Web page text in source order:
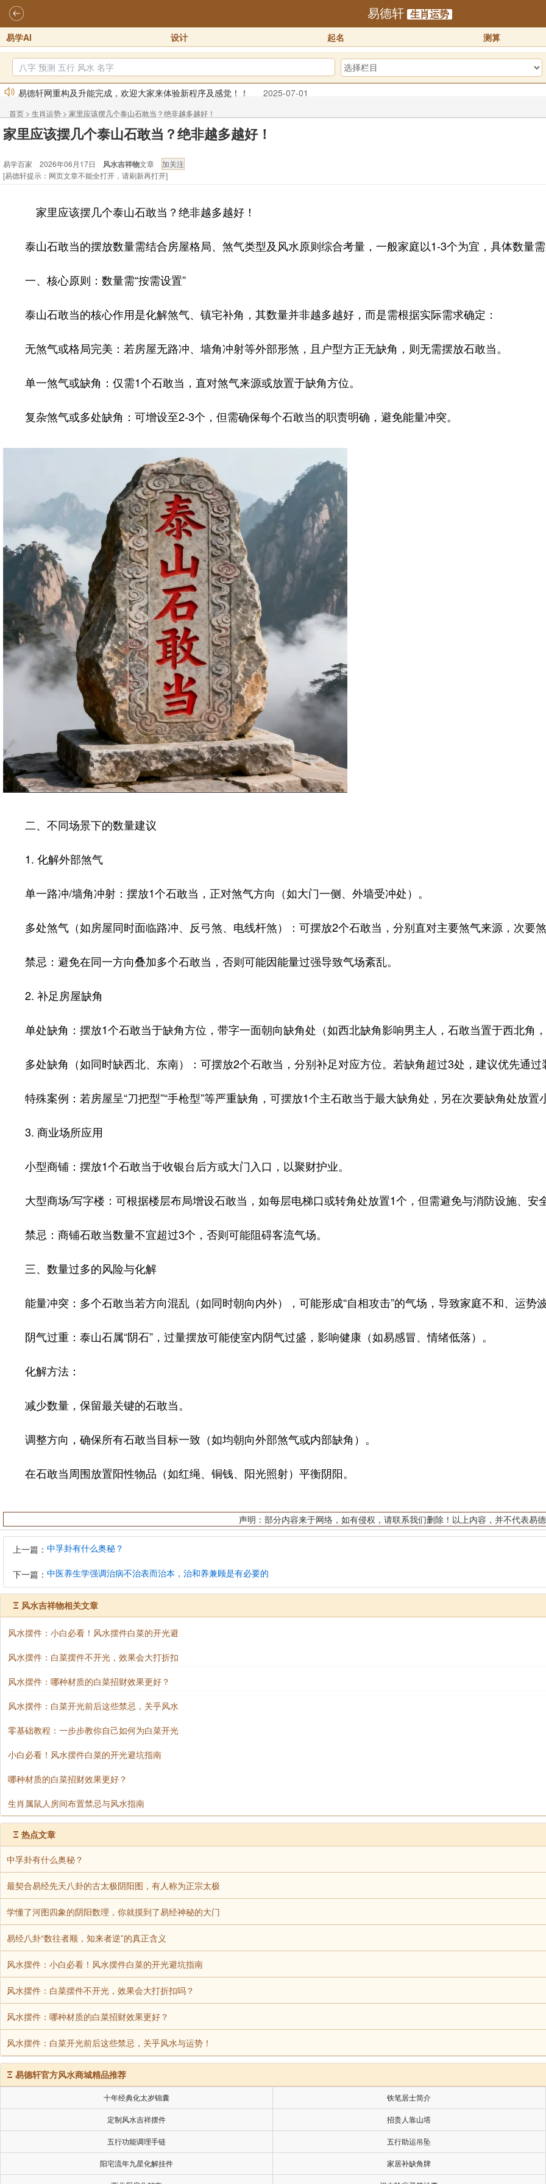
易德轩 生肖运势
易学AI 设计 起名 测算
易德轩网重构及升能完成，欢迎大家来体验新程序及感觉！！
2025-07-01
2026年化太岁锦囊属马、鼠、牛、龙、兔、狗、鸡生肖化太岁开始预订！！
2026丙午年铁笔居士精批年运说明
2025-10-12
易德轩通告：本网站易德轩商标及LOGO注册声明
易德轩易学ai，ai批八字紫微命理相学，ai智能体客服系统开通，欢迎体验！！
首页 > 生肖运势 > 家里应该摆几个泰山石敢当？绝非越多越好！
家里应该摆几个泰山石敢当？绝非越多越好！
易学百家 2026年06月17日 风水吉祥物文章
[易德轩提示：网页文章不能全打开，请刷新再打开]
家里应该摆几个泰山石敢当？绝非越多越好！
泰山石敢当的摆放数量需结合房屋格局、煞气类型及风水原则综合考量，一般家庭以1-3个为宜，具体数量
一、核心原则：数量需“按需设置”
泰山石敢当的核心作用是化解煞气、镇宅补角，其数量并非越多越好，而是需根据实际需求确定：
无煞气或格局完美：若房屋无路冲、墙角冲射等外部形煞，且户型方正无缺角，则无需摆放石敢当。
单一煞气或缺角：仅需1个石敢当，直对煞气来源或放置于缺角方位。
复杂煞气或多处缺角：可增设至2-3个，但需确保每个石敢当的职责明确，避免能量冲突。
二、不同场景下的数量建议
1. 化解外部煞气
单一路冲/墙角冲射：摆放1个石敢当，正对煞气方向（如大门一侧、外墙受冲处）。
多处煞气（如房屋同时面临路冲、反弓煞、电线杆煞）：可摆放2个石敢当，分别直对主要煞气来源，次要
禁忌：避免在同一方向叠加多个石敢当，否则可能因能量过强导致气场紊乱。
2. 补足房屋缺角
单处缺角：摆放1个石敢当于缺角方位，带字一面朝向缺角处（如西北缺角影响男主人，石敢当置于西北角
多处缺角（如同时缺西北、东南）：可摆放2个石敢当，分别补足对应方位。若缺角超过3处，建议优先通过
特殊案例：若房屋呈“刀把型”“手枪型”等严重缺角，可摆放1个主石敢当于最大缺角处，另在次要缺角处放置
3. 商业场所应用
小型商铺：摆放1个石敢当于收银台后方或大门入口，以聚财护业。
大型商场/写字楼：可根据楼层布局增设石敢当，如每层电梯口或转角处放置1个，但需避免与消防设施、安
禁忌：商铺石敢当数量不宜超过3个，否则可能阻碍客流气场。
三、数量过多的风险与化解
能量冲突：多个石敢当若方向混乱（如同时朝向内外），可能形成“自相攻击”的气场，导致家庭不和、运势
阴气过重：泰山石属“阴石”，过量摆放可能使室内阴气过盛，影响健康（如易感冒、情绪低落）。
化解方法：
减少数量，保留最关键的石敢当。
调整方向，确保所有石敢当目标一致（如均朝向外部煞气或内部缺角）。
在石敢当周围放置阳性物品（如红绳、铜钱、阳光照射）平衡阴阳。
声明：部分内容来于网络，如有侵权，请联系我们删除！以上内容，并不代表易
上一篇： 中孚卦有什么奥秘？
下一篇： 中医养生学强调治病不治表而治本，治和养兼顾是有必要的
Ξ 风水吉祥物相关文章
风水摆件：小白必看！风水摆件白菜的开光避
风水摆件：白菜摆件不开光，效果会大打折扣
风水摆件：哪种材质的白菜招财效果更好？
风水摆件：白菜开光前后这些禁忌，关乎风水
零基础教程：一步步教你自己如何为白菜开光
小白必看！风水摆件白菜的开光避坑指南
哪种材质的白菜招财效果更好？
生肖属鼠人房间布置禁忌与风水指南
Ξ 热点文章
中孚卦有什么奥秘？
最契合易经先天八卦的古太极阴阳图，有人称为正宗太极
学懂了河图四象的阴阳数理，你就摸到了易经神秘的大门
易经八卦“数往者顺，知来者逆”的真正含义
风水摆件：小白必看！风水摆件白菜的开光避坑指南
风水摆件：白菜摆件不开光，效果会大打折扣吗？
风水摆件：哪种材质的白菜招财效果更好？
风水摆件：白菜开光前后这些禁忌，关乎风水与运势！
Ξ 易德轩官方风水商城精品推荐
十年经典化太岁锦囊 铁笔居士简介
定制风水吉祥摆件 招贵人靠山塔
五行功能调理手链 五行助运吊坠
阳宅流年九星化解挂件 家居补缺角牌